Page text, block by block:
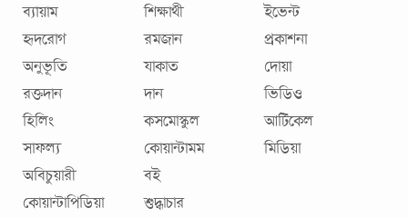
ব্যায়াম
হৃদরোগ
অনুভূতি
রক্তদান
হিলিং
সাফল্য
শিক্ষার্থী
রমজান
যাকাত
দান
কসমোস্কুল
কোয়ান্টামম
ইভেন্ট
প্রকাশনা
দোয়া
ভিডিও
আর্টিকেল
মিডিয়া
অবিচুয়ারী
কোয়ান্টাপিডিয়া
বই
শুদ্ধাচার